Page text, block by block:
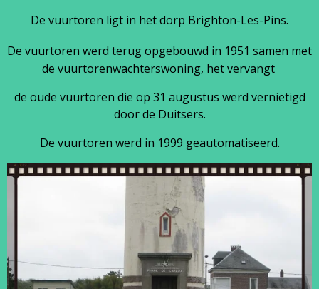
De vuurtoren ligt in het dorp Brighton-Les-Pins.
De vuurtoren werd terug opgebouwd in 1951 samen met
de vuurtorenwachterswoning, het vervangt
de oude vuurtoren die op 31 augustus werd vernietigd
door de Duitsers.
De vuurtoren werd in 1999 geautomatiseerd.